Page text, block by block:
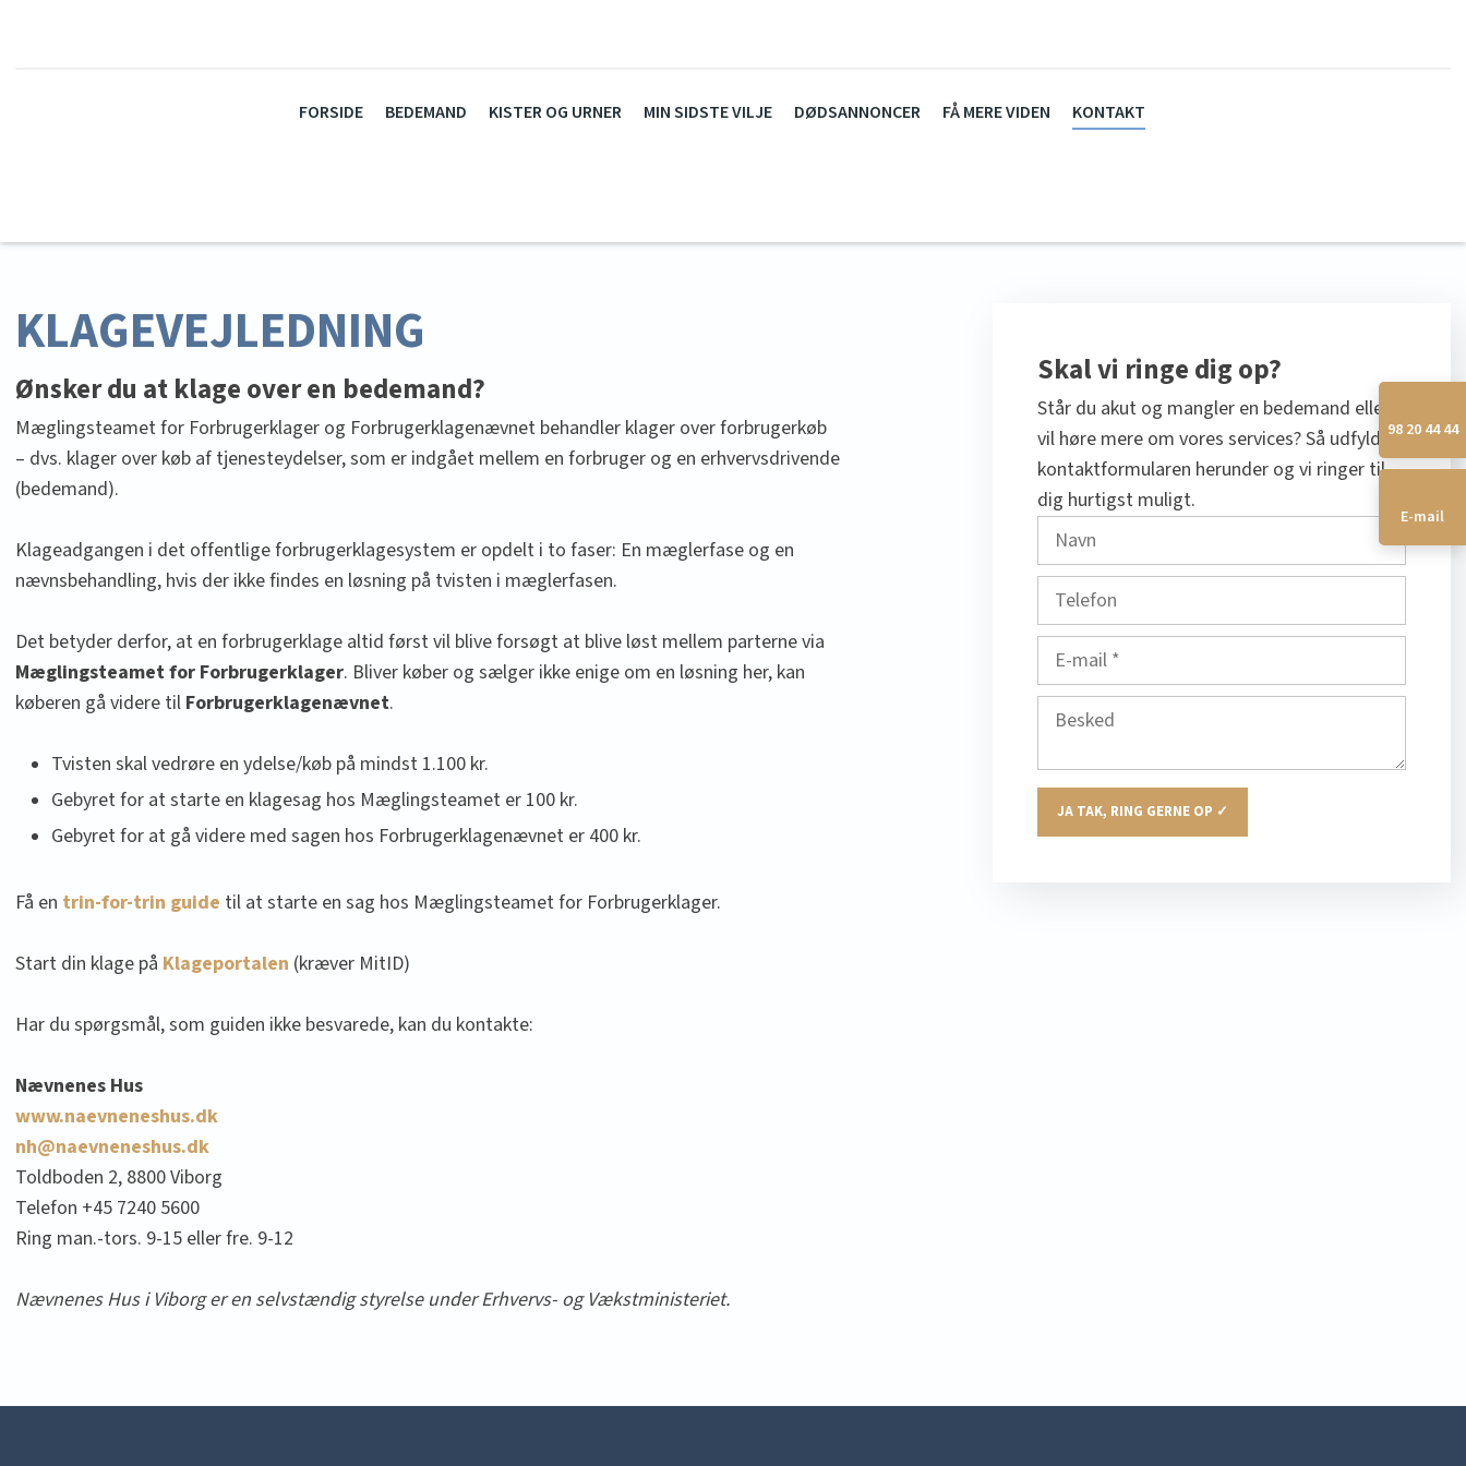
FORSIDE BEDEMAND KISTER OG URNER MIN SIDSTE VILJE DØDSANNONCER FÅ MERE VIDEN KONTAKT
KLAGEVEJLEDNING
​Ønsker du at klage over en bedemand?
Mæglingsteamet for Forbrugerklager og Forbrugerklagenævnet behandler klager over forbrugerkøb
– dvs. klager over køb af tjenesteydelser, som er indgået mellem en forbruger og en erhvervsdrivende
(bedemand).
Klageadgangen i det offentlige forbrugerklagesystem er opdelt i to faser: En mæglerfase og en
nævnsbehandling, hvis der ikke findes en løsning på tvisten i mæglerfasen.
Det betyder derfor, at en forbrugerklage altid først vil blive forsøgt at blive løst mellem parterne via
Mæglingsteamet for Forbrugerklager. Bliver køber og sælger ikke enige om en løsning her, kan
køberen gå videre til Forbrugerklagenævnet.
Tvisten skal vedrøre en ydelse/køb på mindst 1.100 kr.
​Gebyret for at starte en klagesag hos Mæglingsteamet er 100 kr.
​Gebyret for at gå videre med sagen hos Forbrugerklagenævnet er 400 kr.
Få en trin-for-trin guide til at starte en sag hos Mæglingsteamet for Forbrugerklager.
Start din klage på Klageportalen (kræver MitID)
Har du spørgsmål, som guiden ikke besvarede, kan du kontakte:
Nævnenes Hus
www.naevneneshus.dk
nh@naevneneshus.dk
Toldboden 2, 8800 Viborg
Telefon +45 7240 5600
Ring man.-tors. 9-15 eller fre. 9-12
Nævnenes Hus i Viborg er en selvstændig styrelse under Erhvervs- og Vækstministeriet.
Skal vi ringe dig op?​
Står du akut og mangler en bedemand eller
vil høre mere om vores services? Så udfyld
kontaktformularen herunder og vi ringer til
dig hurtigst muligt. ​​
98 20 44 44​
E-mail